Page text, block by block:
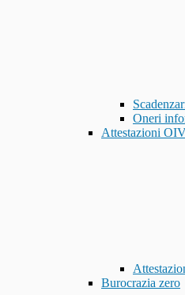
Oneri
Attestazioni
Burocrazia zero